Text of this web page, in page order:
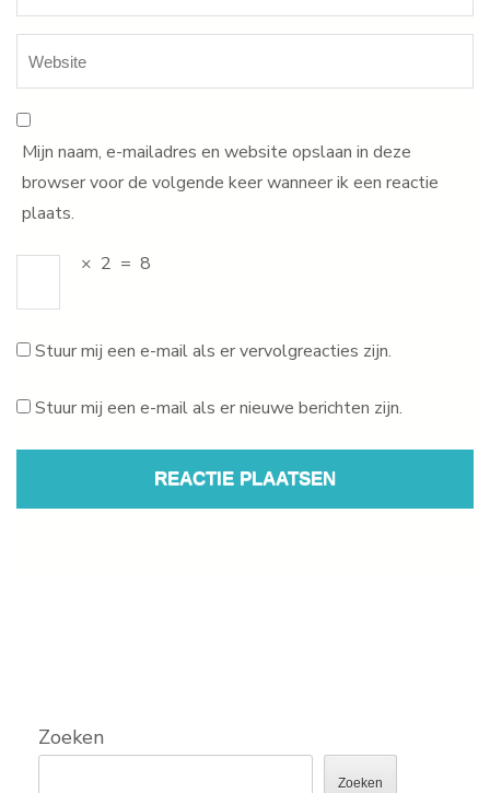
Mijn naam, e-mailadres en website opslaan in deze
browser voor de volgende keer wanneer ik een reactie
plaats.
× 2 = 8
Stuur mij een e-mail als er vervolgreacties zijn.
Stuur mij een e-mail als er nieuwe berichten zijn.
Zoeken
Zoeken